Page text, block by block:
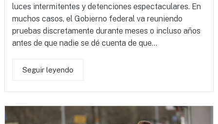
luces intermitentes y detenciones espectaculares. En
muchos casos, el Gobierno federal va reuniendo
pruebas discretamente durante meses o incluso años
antes de que nadie se dé cuenta de que...
Seguir leyendo